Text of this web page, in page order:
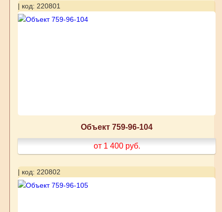
| код: 220801
Объект 759-96-104
от 1 400 руб.
| код: 220802